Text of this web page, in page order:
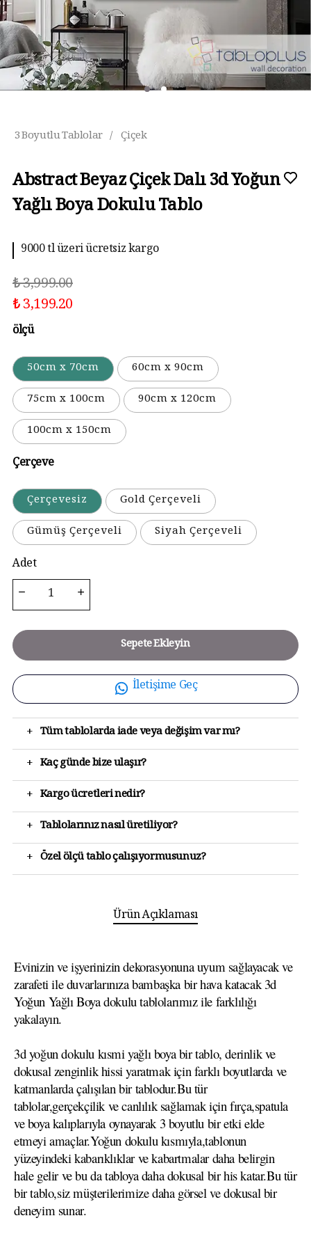
3 Boyutlu Tablolar / Çiçek
Abstract Beyaz Çiçek Dalı 3d Yoğun
Yağlı Boya Dokulu Tablo
9000 tl üzeri ücretsiz kargo
₺ 3,999.00
₺ 3,199.20
ölçü
50cm x 70cm
60cm x 90cm
75cm x 100cm
90cm x 120cm
100cm x 150cm
Çerçeve
Çerçevesiz
Gold Çerçeveli
Gümüş Çerçeveli
Siyah Çerçeveli
Adet
Sepete Ekleyin
İletişime Geç
+ Tüm tablolarda iade veya değişim var mı?
+ Kaç günde bize ulaşır?
+ Kargo ücretleri nedir?
+ Tablolarınız nasıl üretiliyor?
+ Özel ölçü tablo çalışıyormusunuz?
Ürün Açıklaması
Evinizin ve işyerinizin dekorasyonuna uyum sağlayacak ve
zarafeti ile duvarlarınıza bambaşka bir hava katacak 3d
Yoğun Yağlı Boya dokulu tablolarımız ile farklılığı
yakalayın.
3d yoğun dokulu kısmi yağlı boya bir tablo, derinlik ve
dokusal zenginlik hissi yaratmak için farklı boyutlarda ve
katmanlarda çalışılan bir tablodur.Bu tür
tablolar,gerçekçilik ve canlılık sağlamak için fırça,spatula
ve boya kalıplarıyla oynayarak 3 boyutlu bir etki elde
etmeyi amaçlar.Yoğun dokulu kısmıyla,tablonun
yüzeyindeki kabarıklıklar ve kabartmalar daha belirgin
hale gelir ve bu da tabloya daha dokusal bir his katar.Bu tür
bir tablo,siz müşterilerimize daha görsel ve dokusal bir
deneyim sunar.